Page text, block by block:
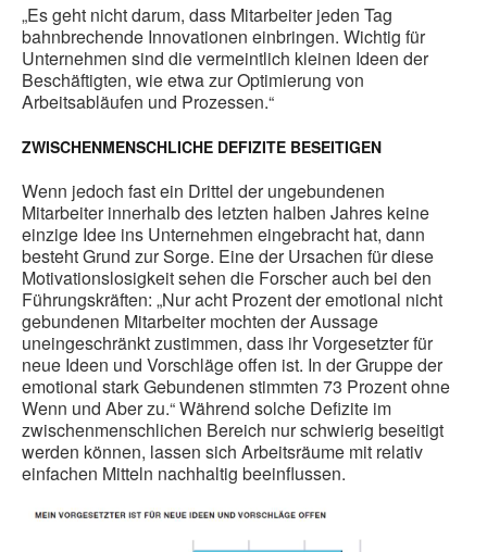
„Es geht nicht darum, dass Mitarbeiter jeden Tag
bahnbrechende Innovationen einbringen. Wichtig für
Unternehmen sind die vermeintlich kleinen Ideen der
Beschäftigten, wie etwa zur Optimierung von
Arbeitsabläufen und Prozessen.“
ZWISCHENMENSCHLICHE DEFIZITE BESEITIGEN
Wenn jedoch fast ein Drittel der ungebundenen
Mitarbeiter innerhalb des letzten halben Jahres keine
einzige Idee ins Unternehmen eingebracht hat, dann
besteht Grund zur Sorge. Eine der Ursachen für diese
Motivationslosigkeit sehen die Forscher auch bei den
Führungskräften: „Nur acht Prozent der emotional nicht
gebundenen Mitarbeiter mochten der Aussage
uneingeschränkt zustimmen, dass ihr Vorgesetzter für
neue Ideen und Vorschläge offen ist. In der Gruppe der
emotional stark Gebundenen stimmten 73 Prozent ohne
Wenn und Aber zu.“ Während solche Defizite im
zwischenmenschlichen Bereich nur schwierig beseitigt
werden können, lassen sich Arbeitsräume mit relativ
einfachen Mitteln nachhaltig beeinflussen.